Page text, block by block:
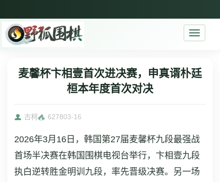
Toggle
麦馨杯卞相壹首次进决赛，申真谞朴廷
桓本年度首次对决
古柯 627803-16
2026年3月16日，韩国第27届麦馨杯九段最强战
首场半决赛在韩国围棋电视台举行，卞相壹九段
执白逆转胜金明训九段，率先晋级决赛。另一场